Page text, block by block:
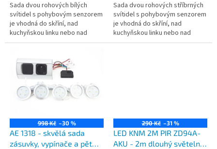
Sada dvou rohových bílých
svítidel s pohybovým senzorem
je vhodná do skříní, nad
kuchyňskou linku nebo nad
pracovní stůl.
Sada dvou rohových stříbrných
svítidel s pohybovým senzorem
je vhodná do skříní, nad
kuchyňskou linku nebo nad
pracovní stůl.
998 Kč –30 %
AE 1318 - skvělá sada
zásuvky, vypínače a pět
290 Kč –31 %
LED KNM 2M PIR ZD94A-
AKU - 2m dlouhý světelný